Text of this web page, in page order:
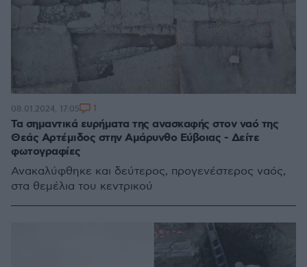
Τα σημαντικά ευρήματα της ανασκαφής στον ναό της
Θεάς Αρτέμιδος στην Αμάρυνθο Εύβοιας - Δείτε
φωτογραφίες
Ανακαλύφθηκε και δεύτερος, προγενέστερος ναός,
στα θεμέλια του κεντρικού
08.01.2024, 17:05 1